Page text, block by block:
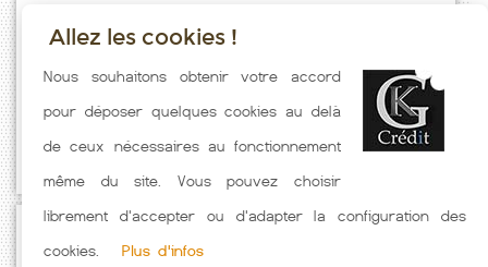
Taux emprunt actualisés (Marboue) toutes les semaines. Taux
Immobilier pratiqués par nos partenaires bancaires. Meilleur Taux
hors assurance. Taux crédit immobilier indicatif fonction des
caractéristiques de l'emprunteur.
Allez les cookies !
Nous souhaitons obtenir votre accord
pour déposer quelques cookies au delà
de ceux nécessaires au fonctionnement
même du site. Vous pouvez choisir
librement d'accepter ou d'adapter la configuration des
cookies.
Plus d'infos